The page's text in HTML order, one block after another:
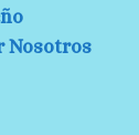
Nosotros